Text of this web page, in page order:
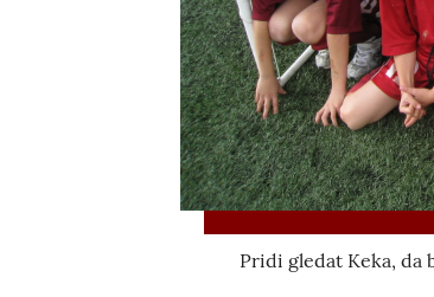
Pridi gledat Keka, da